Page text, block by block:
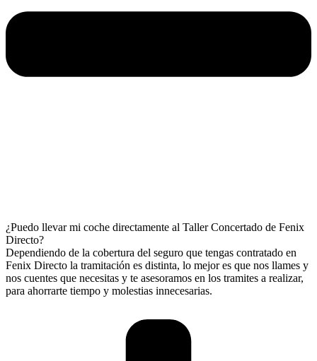
¿Puedo llevar mi coche directamente al Taller Concertado de Fenix
Directo?
Dependiendo de la cobertura del seguro que tengas contratado en
Fenix Directo la tramitación es distinta, lo mejor es que nos llames y
nos cuentes que necesitas y te asesoramos en los tramites a realizar,
para ahorrarte tiempo y molestias innecesarias.